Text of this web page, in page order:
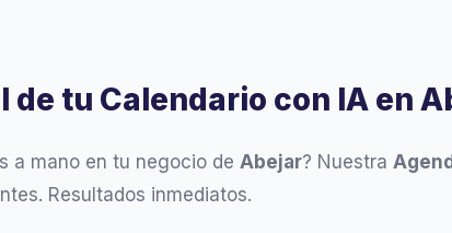
de tu Calendario con IA en
a mano en tu negocio de Abejar? Nuestra
Resultados inmediatos.